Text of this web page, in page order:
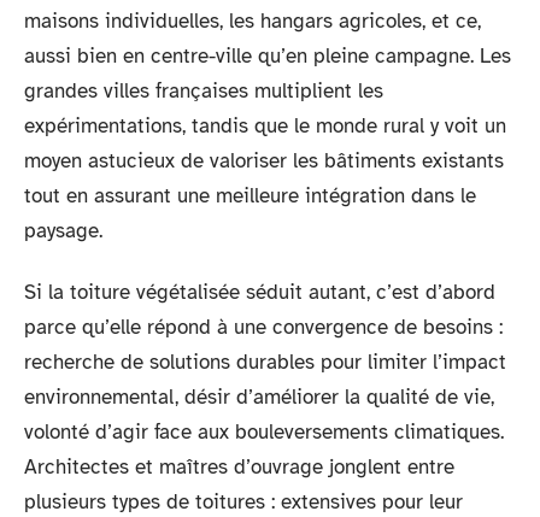
maisons individuelles, les hangars agricoles, et ce,
aussi bien en centre-ville qu’en pleine campagne. Les
grandes villes françaises multiplient les
expérimentations, tandis que le monde rural y voit un
moyen astucieux de valoriser les bâtiments existants
tout en assurant une meilleure intégration dans le
paysage.
Si la toiture végétalisée séduit autant, c’est d’abord
parce qu’elle répond à une convergence de besoins :
recherche de solutions durables pour limiter l’impact
environnemental, désir d’améliorer la qualité de vie,
volonté d’agir face aux bouleversements climatiques.
Architectes et maîtres d’ouvrage jonglent entre
plusieurs types de toitures : extensives pour leur